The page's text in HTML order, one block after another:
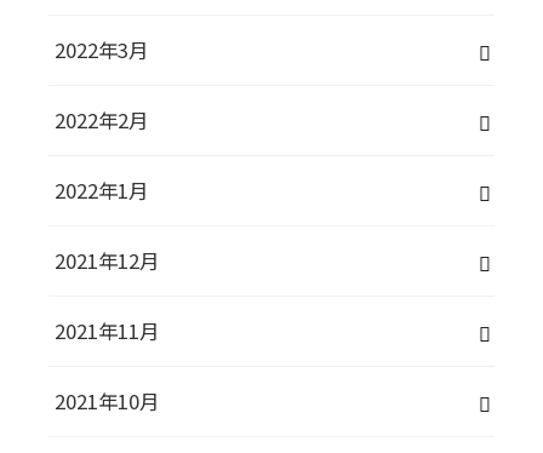
2022年3月
2022年2月
2022年1月
2021年12月
2021年11月
2021年10月